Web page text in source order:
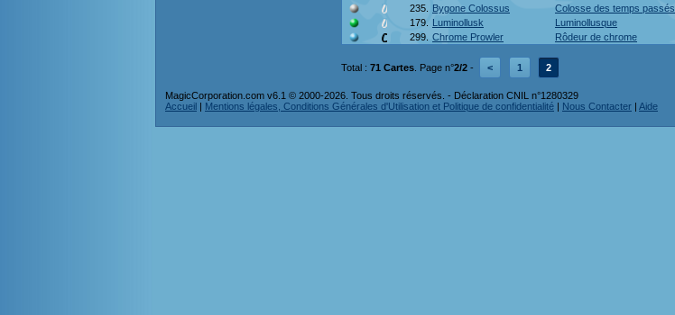
235.
Bygone Colossus Colosse des temps passés
179.
Luminollusk Luminollusque
299. Chrome Prowler Rôdeur de chrome
Total : 71 Cartes . Page n°2/2 - < 1 2
MagicCorporation.com v6.1 © 2000-2026. Tous droits réservés. - Déclaration CNIL n°1280329
Accueil | Mentions légales, Conditions Générales d'Utilisation et Politique de confidentialité | Nous Contacter | Aide